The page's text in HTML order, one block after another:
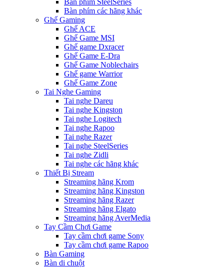
Bàn phím SteelSeries
Bàn phím các hãng khác
Ghế Gaming
Ghế ACE
Ghế Game MSI
Ghế game Dxracer
Ghế Game E-Dra
Ghế Game Noblechairs
Ghế game Warrior
Ghế Game Zone
Tai Nghe Gaming
Tai nghe Dareu
Tai nghe Kingston
Tai nghe Logitech
Tai nghe Rapoo
Tai nghe Razer
Tai nghe SteelSeries
Tai nghe Zidli
Tai nghe các hãng khác
Thiết Bị Stream
Streaming hãng Krom
Streaming hãng Kingston
Streaming hãng Razer
Streaming hãng Elgato
Streaming hãng AverMedia
Tay Cầm Chơi Game
Tay cầm chơi game Sony
Tay cầm chơi game Rapoo
Bàn Gaming
Bàn di chuột